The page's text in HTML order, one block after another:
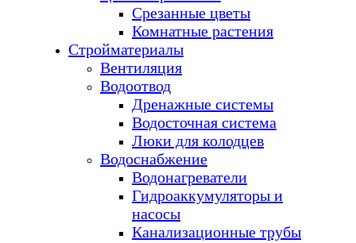
Срезанные цветы
Комнатные растения
Стройматериалы
Вентиляция
Водоотвод
Дренажные системы
Водосточная система
Люки для колодцев
Водоснабжение
Водонагреватели
Гидроаккумуляторы и
насосы
Канализационные трубы